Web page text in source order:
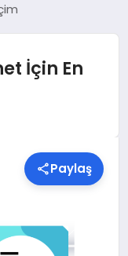
İçin En
Paylaş